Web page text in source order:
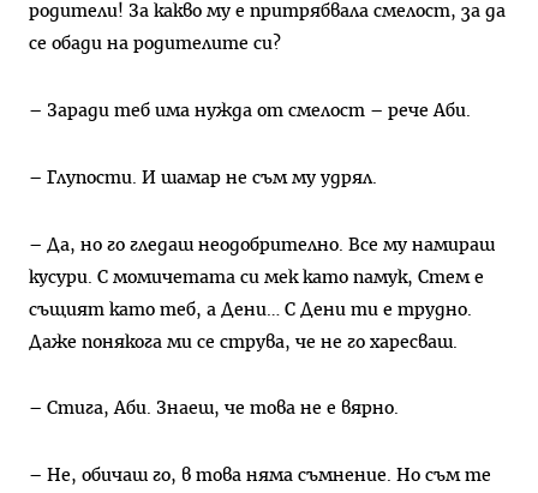
родители! За какво му е притрябвала смелост, за да
се обади на родителите си?
– Заради теб има нужда от смелост – рече Аби.
– Глупости. И шамар не съм му удрял.
– Да, но го гледаш неодобрително. Все му намираш
кусури. С момичетата си мек като памук, Стем е
същият като теб, а Дени… С Дени ти е трудно.
Даже понякога ми се струва, че не го харесваш.
– Стига, Аби. Знаеш, че това не е вярно.
– Не, обичаш го, в това няма съмнение. Но съм те